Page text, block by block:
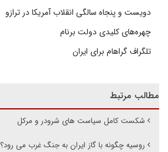
دویست و پنجاه سالگی انقلاب آمریکا در ترازو
چهره‌های کلیدی دولت برنام
تلگراف گراهام برای ایران
مطالب مرتبط
شکست کامل سیاست های شرودر و مرکل
روسیه چگونه با گاز ایران به جنگ غرب می رود؟